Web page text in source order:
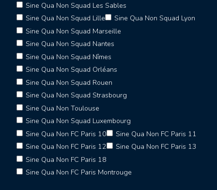
Sine Qua Non Squad Les Sables
Sine Qua Non Squad Lille
Sine Qua Non Squad Lyon
Sine Qua Non Squad Marseille
Sine Qua Non Squad Nantes
Sine Qua Non Squad Nîmes
Sine Qua Non Squad Orléans
Sine Qua Non Squad Rouen
Sine Qua Non Squad Strasbourg
Sine Qua Non Toulouse
Sine Qua Non Squad Luxembourg
Sine Qua Non FC Paris 10
Sine Qua Non FC Paris 11
Sine Qua Non FC Paris 12
Sine Qua Non FC Paris 13
Sine Qua Non FC Paris 18
Sine Qua Non FC Paris Montrouge